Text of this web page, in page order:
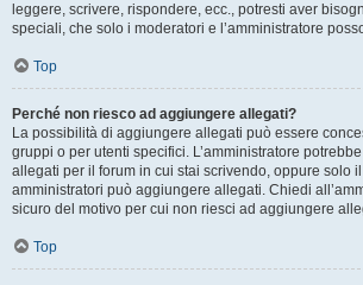
leggere, scrivere, rispondere, ecc., potresti aver
speciali, che solo i moderatori e l’amministratore
Top
Perché non riesco ad aggiungere allegati?
La possibilità di aggiungere allegati può essere
gruppi o per utenti specifici. L’amministratore
allegati per il forum in cui stai scrivendo, oppure solo
amministratori può aggiungere allegati. Chiedi
sicuro del motivo per cui non riesci ad aggiungere
Top